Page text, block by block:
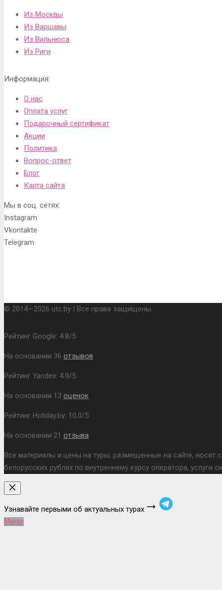
Из Москвы
Из Варшавы
Из Вильнюса
Из Риги
Информация:
О нас
Оплата услуг
Подарочный сертификат
Акции
Политика
Вопрос-ответ
Блог
Карта сайта
Мы в соц. сетях:
Instagram
Vkontakte
Telegram
© 2014—2026 utc.by | Все права защищены.
Рейтинг Google: 4.8/5
На основании 36 отзывов
Рейтинг Yandex: 4.9/5
На основании 13 оценок
Рейтинг Holiday.by: 10,0/5
На основании 21 отзыва
Все материалы и цены на туры, размещенные на сайте, носят
белорусских рублях по внутреннему курсу оператора,
Узнавайте первыми об актуальных турах
Меню